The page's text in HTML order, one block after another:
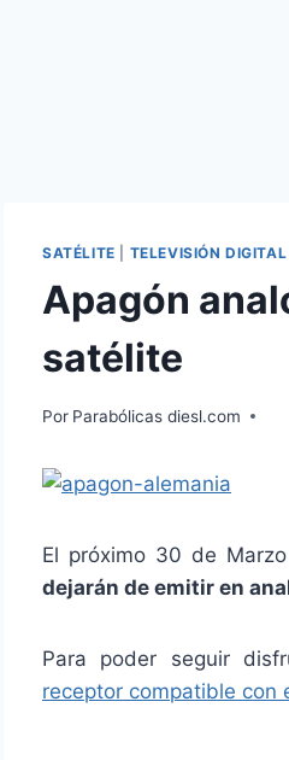
SATÉLITE TELEVISIÓN DIGITAL
Apagón
satélite
Por Parabólicas diesl.com
El próximo 30 de
dejarán de emitir en
Para poder seguir
receptor compatible con